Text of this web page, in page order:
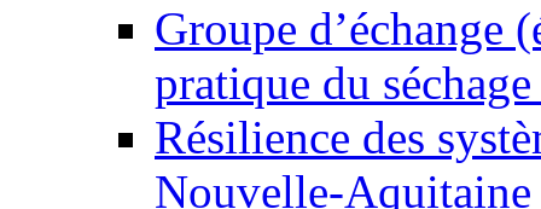
Groupe d’échange
pratique du
Résilience des
Nouvelle-Aquitaine